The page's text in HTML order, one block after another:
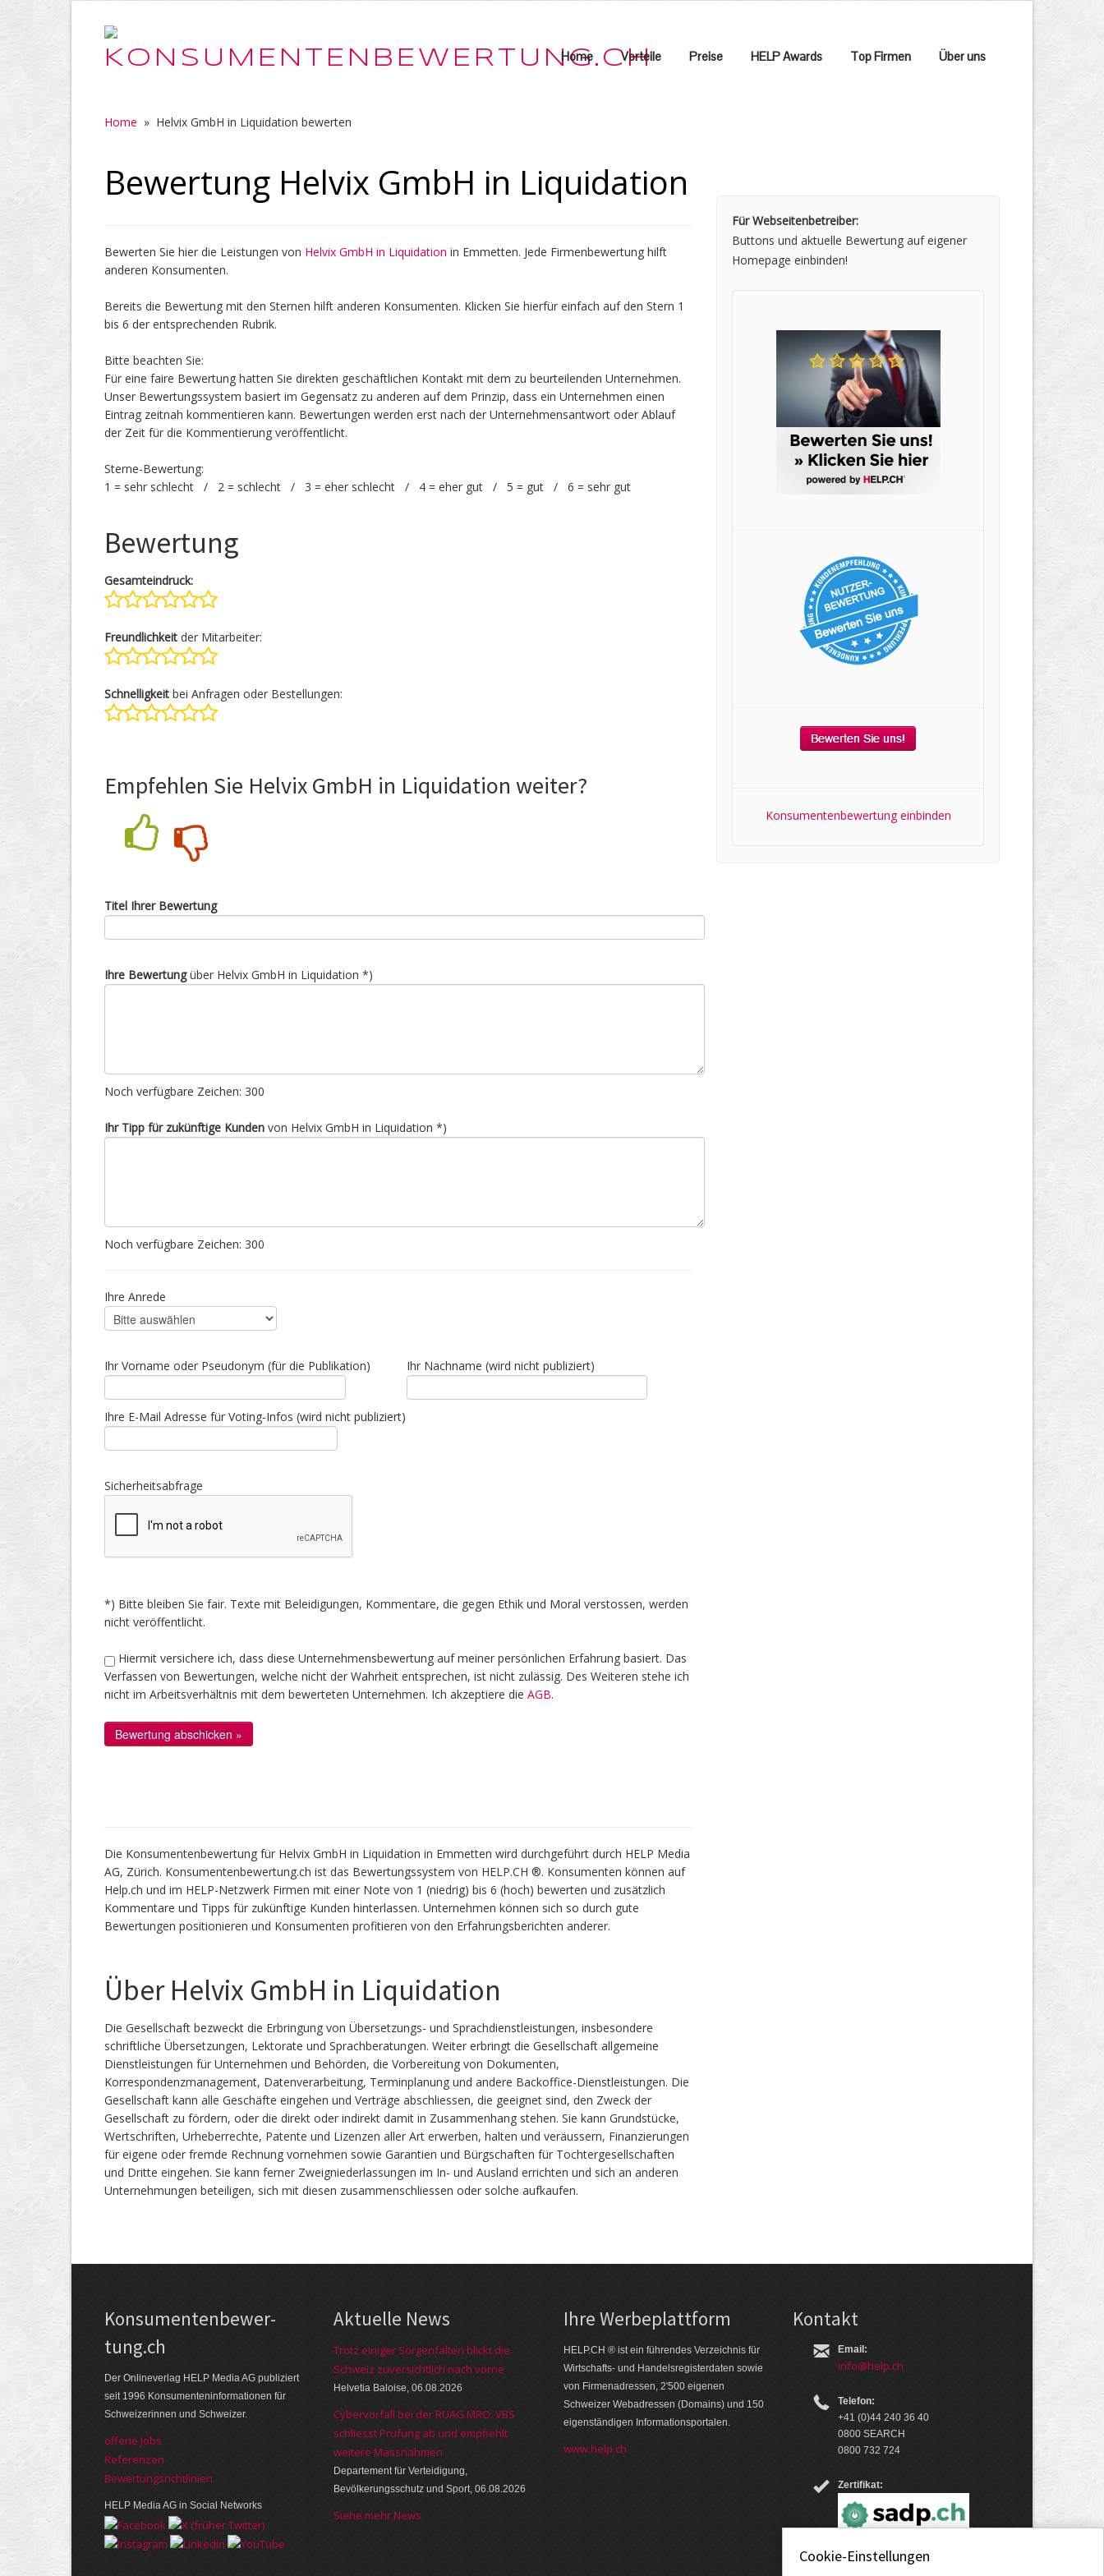
Home Vorteile Preise HELP Awards Top Firmen Über uns
Home » Helvix GmbH in Liquidation bewerten
Bewertung Helvix GmbH in Liquidation
Bewerten Sie hier die Leistungen von Helvix GmbH in Liquidation in Emmetten. Jede Firmenbewertung hilft
anderen Konsumenten.
Bereits die Bewertung mit den Sternen hilft anderen Konsumenten. Klicken Sie hierfür einfach auf den Stern 1
bis 6 der entsprechenden Rubrik.
Bitte beachten Sie:
Für eine faire Bewertung hatten Sie direkten geschäftlichen Kontakt mit dem zu beurteilenden Unternehmen.
Unser Bewertungssystem basiert im Gegensatz zu anderen auf dem Prinzip, dass ein Unternehmen einen
Eintrag zeitnah kommentieren kann. Bewertungen werden erst nach der Unternehmensantwort oder Ablauf
der Zeit für die Kommentierung veröffentlicht.
Sterne-Bewertung:
1 = sehr schlecht / 2 = schlecht / 3 = eher schlecht / 4 = eher gut / 5 = gut / 6 = sehr gut
Bewertung
Gesamteindruck:
Freundlichkeit der Mitarbeiter:
Schnelligkeit bei Anfragen oder Bestellungen:
Empfehlen Sie Helvix GmbH in Liquidation weiter?
Titel Ihrer Bewertung
Ihre Bewertungüber Helvix GmbH in Liquidation *)
Noch verfügbare Zeichen: 300
Ihr Tipp für zukünftige Kunden von Helvix GmbH in Liquidation *)
Noch verfügbare Zeichen: 300
Ihre Anrede
Ihr Vorname oder Pseudonym (für die Publikation) Ihr Nachname (wird nicht publiziert)
Ihre E-Mail Adresse für Voting-Infos (wird nicht publiziert)
Sicherheitsabfrage
*) Bitte bleiben Sie fair. Texte mit Beleidigungen, Kommentare, die gegen Ethik und Moral verstossen, werden
nicht veröffentlicht.
Hiermit versichere ich, dass diese Unternehmensbewertung auf meiner persönlichen Erfahrung basiert. Das
Verfassen von Bewertungen, welche nicht der Wahrheit entsprechen, ist nicht zulässig. Des Weiteren stehe ich
nicht im Arbeitsverhältnis mit dem bewerteten Unternehmen. Ich akzeptiere die AGB.
Die Konsumentenbewertung für Helvix GmbH in Liquidation in Emmetten wird durchgeführt durch HELP Media
AG, Zürich. Konsumentenbewertung.ch ist das Bewertungssystem von HELP.CH ®. Konsumenten können auf
Help.ch und im HELP-Netzwerk Firmen mit einer Note von 1 (niedrig) bis 6 (hoch) bewerten und zusätzlich
Kommentare und Tipps für zukünftige Kunden hinterlassen. Unternehmen können sich so durch gute
Bewertungen positionieren und Konsumenten profitieren von den Erfahrungsberichten anderer.
Über Helvix GmbH in Liquidation
Die Gesellschaft bezweckt die Erbringung von Übersetzungs- und Sprachdienstleistungen, insbesondere
schriftliche Übersetzungen, Lektorate und Sprachberatungen. Weiter erbringt die Gesellschaft allgemeine
Dienstleistungen für Unternehmen und Behörden, die Vorbereitung von Dokumenten,
Korrespondenzmanagement, Datenverarbeitung, Terminplanung und andere Backoffice-Dienstleistungen. Die
Gesellschaft kann alle Geschäfte eingehen und Verträge abschliessen, die geeignet sind, den Zweck der
Gesellschaft zu fördern, oder die direkt oder indirekt damit in Zusammenhang stehen. Sie kann Grundstücke,
Wertschriften, Urheberrechte, Patente und Lizenzen aller Art erwerben, halten und veräussern, Finanzierungen
für eigene oder fremde Rechnung vornehmen sowie Garantien und Bürgschaften für Tochtergesellschaften
und Dritte eingehen. Sie kann ferner Zweigniederlassungen im In- und Ausland errichten und sich an anderen
Unternehmungen beteiligen, sich mit diesen zusammenschliessen oder solche aufkaufen.
Für Webseitenbetreiber:
Buttons und aktuelle Bewertung auf eigener
Homepage einbinden!
Konsumentenbewertung einbinden
Kon­su­menten­be­wer­
tung.ch
Der Online­verlag HELP Media AG publi­ziert
seit 1996 Kon­su­menten­infor­mationen für
Schwei­zerinnen und Schweizer.
offene Jobs
Referenzen
Bewer­tungs­richt­linien
HELP Media AG in Social Networks
Aktuelle News
Trotz einiger Sorgenfalten blickt die
Schweiz zuversichtlich nach vorne
Helvetia Baloise, 06.08.2026
Cybervorfall bei der RUAG MRO: VBS
schliesst Prüfung ab und empfiehlt
weitere Massnahmen
Departement für Verteidigung,
Bevölkerungsschutz und Sport, 06.08.2026
Siehe mehr News
Ihre Werbe­platt­form
HELP.CH ® ist ein führendes Ver­zeich­nis für
Wirt­schafts- und Handels­register­daten so­wie
von Firmen­adressen, 2'500 eige­nen
Schweizer Web­adressen (Domains) und 150
eigen­ständigen Infor­mations­por­talen.
www.help.ch
Kontakt
Email:
info@help.ch
Telefon:
+41 (0)44 240 36 40
0800 SEARCH
0800 732 724
Zertifikat:
Cookie-Einstellungen